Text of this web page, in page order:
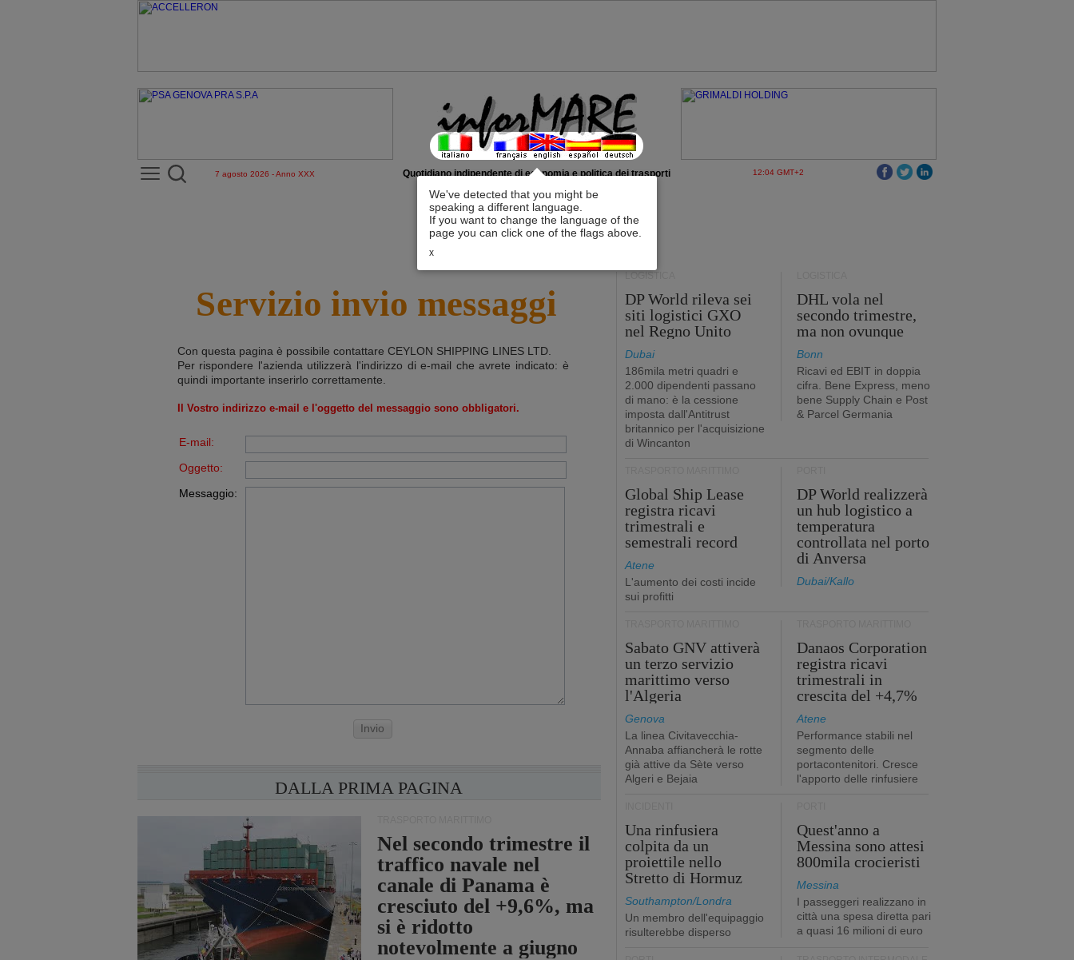
We've detected that you might be
speaking a different language.
If you want to change the language of the
page you can click one of the flags above.
x
7 agosto 2026 - Anno XXX Quotidiano indipendente di economia e politica dei trasporti 12:04 GMT+2
Servizio invio messaggi
Con questa pagina è possibile contattare CEYLON SHIPPING LINES LTD.
Per rispondere l'azienda utilizzerà l'indirizzo di e-mail che avrete indicato: è
quindi importante inserirlo correttamente.
Il Vostro indirizzo e-mail e l'oggetto del messaggio sono obbligatori.
E-mail:
Oggetto:
Messaggio:
Invio
DALLA PRIMA PAGINA
Nel secondo trimestre il
traffico navale nel
canale di Panama è
cresciuto del +9,6%, ma
si è ridotto
notevolmente a giugno
LOGISTICA
DP World rileva sei
siti logistici GXO
nel Regno Unito
Dubai
186mila metri quadri e
2.000 dipendenti passano
di mano: è la cessione
imposta dall'Antitrust
britannico per l'acquisizione
di Wincanton
DHL vola nel
secondo trimestre,
ma non ovunque
Bonn
Ricavi ed EBIT in doppia
cifra. Bene Express, meno
bene Supply Chain e Post
& Parcel Germania
Global Ship Lease
registra ricavi
trimestrali e
semestrali record
Atene
L'aumento dei costi incide
sui profitti
DP World realizzerà
un hub logistico a
temperatura
controllata nel porto
di Anversa
Dubai/Kallo
Sabato GNV attiverà
un terzo servizio
marittimo verso
l'Algeria
Genova
La linea Civitavecchia-
Annaba affiancherà le rotte
già attive da Sète verso
Algeri e Bejaia
Danaos Corporation
registra ricavi
trimestrali in
crescita del +4,7%
Atene
Performance stabili nel
segmento delle
portacontenitori. Cresce
l'apporto delle rinfusiere
Una rinfusiera
colpita da un
proiettile nello
Stretto di Hormuz
Southampton/Londra
Un membro dell'equipaggio
risulterebbe disperso
Quest'anno a
Messina sono attesi
800mila crocieristi
Messina
I passeggeri realizzano in
città una spesa diretta pari
a quasi 16 milioni di euro